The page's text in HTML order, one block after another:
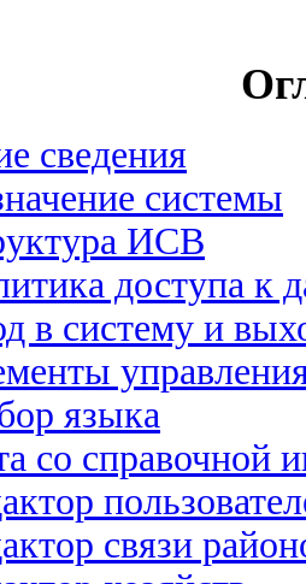
сведения
системы
ИСВ
доступа к
в систему и
языка
со справочной
связи